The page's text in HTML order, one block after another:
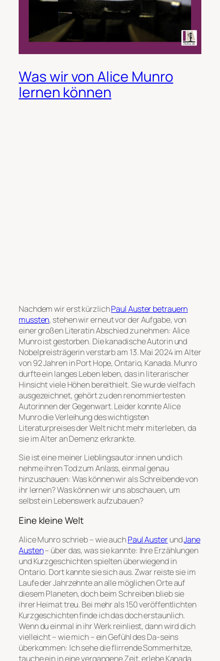
Was wir von Alice Munro
lernen können
Nachdem wir erst kürzlichPaul Auster betrauern
mussten, stehen wir erneut vor der Aufgabe, von
einer großen Literatin Abschied zu nehmen: Alice
Munro ist gestorben. Die kanadische Autorin und
Nobelpreisträgerin verstarb am 13. Mai 2024 im Alter
von 92 Jahren in Port Hope, Ontario, Kanada. Munro
durfte ein langes Leben leben, das in literarischer
Hinsicht viele Höhen bereithielt. Sie wurde vielfach
ausgezeichnet, gehört zu den renommiertesten
Autorinnen der Gegenwart. Leider konnte Alice
Munro die Verleihung des wichtigsten
Literaturpreises der Welt nicht mehr miterleben, da
sie im Alter an Demenz erkrankte.
Sie ist eine meiner Lieblingsautor:innen und ich
nehme ihren Tod zum Anlass, einmal genau
hinzuschauen: Was können wir als Schreibende von
ihr lernen? Was können wir uns abschauen, um
selbst ein Lebenswerk aufzubauen?
Eine kleine Welt
Alice Munro schrieb – wie auchPaul AusterundJane
Austen– über das, was sie kannte: Ihre Erzählungen
und Kurzgeschichten spielten überwiegend in
Ontario. Dort kannte sie sich aus. Zwar reiste sie im
Laufe der Jahrzehnte an alle möglichen Orte auf
diesem Planeten, doch beim Schreiben blieb sie
ihrer Heimat treu. Bei mehr als 150 veröffentlichten
Kurzgeschichten finde ich das doch erstaunlich.
Wenn du einmal in ihr Werk reinliest, dann wird dich
vielleicht – wie mich – ein Gefühl des Da-seins
überkommen: Ich sehe die flirrende Sommerhitze,
tauche ein in eine vergangene Zeit, erlebe Kanada